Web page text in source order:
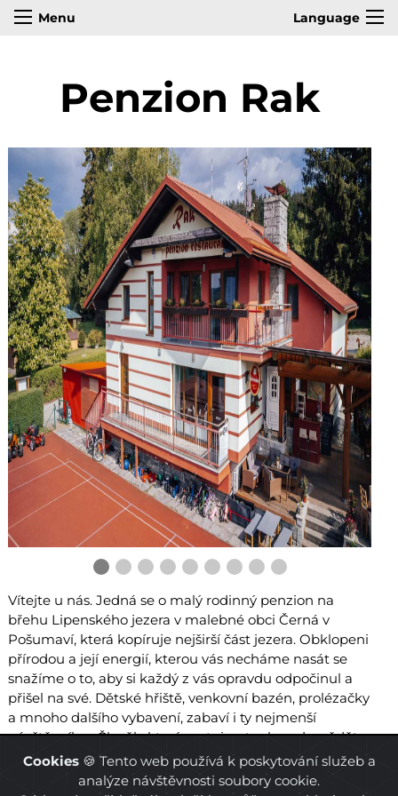
Menu Language
Penzion Rak
Vítejte u nás. Jedná se o malý rodinný penzion na
břehu Lipenského jezera v malebné obci Černá v
Pošumaví, která kopíruje nejširší část jezera. Obklopeni
přírodou a její energií, kterou vás necháme nasát se
snažíme o to, aby si každý z vás opravdu odpočinul a
přišel na své. Dětské hřiště, venkovní bazén, prolézačky
a mnoho dalšího vybavení, zabaví i ty nejmenší
návštěvníky. „Člověk, který cestuje s touhou dozvědět
se, směřuje přes všechny dálky hlavně k sobě
samému.“ Jan Werich
Cookies🍪 Tento web používá k poskytování služeb a
analýze návštěvnosti soubory cookie.